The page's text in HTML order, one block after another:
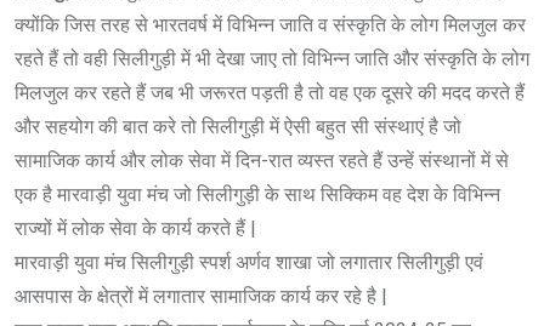
क्योंकि जिस तरह से भारतवर्ष में विभिन्न जाति व संस्कृति के लोग मिलजुल कर
रहते हैं तो वही सिलीगुड़ी में भी देखा जाए तो विभिन्न जाति और संस्कृति के लोग
मिलजुल कर रहते हैं जब भी जरूरत पड़ती है तो वह एक दूसरे की मदद करते हैं
और सहयोग की बात करे तो सिलीगुड़ी में ऐसी बहुत सी संस्थाएं है जो
सामाजिक कार्य और लोक सेवा में दिन-रात व्यस्त रहते हैं उन्हें संस्थानों में से
एक है मारवाड़ी युवा मंच जो सिलीगुड़ी के साथ सिक्किम वह देश के विभिन्न
राज्यों में लोक सेवा के कार्य करते हैं |
मारवाड़ी युवा मंच सिलीगुड़ी स्पर्श अर्णव शाखा जो लगातार सिलीगुड़ी एवं
आसपास के क्षेत्रों में लगातार सामाजिक कार्य कर रहे है |